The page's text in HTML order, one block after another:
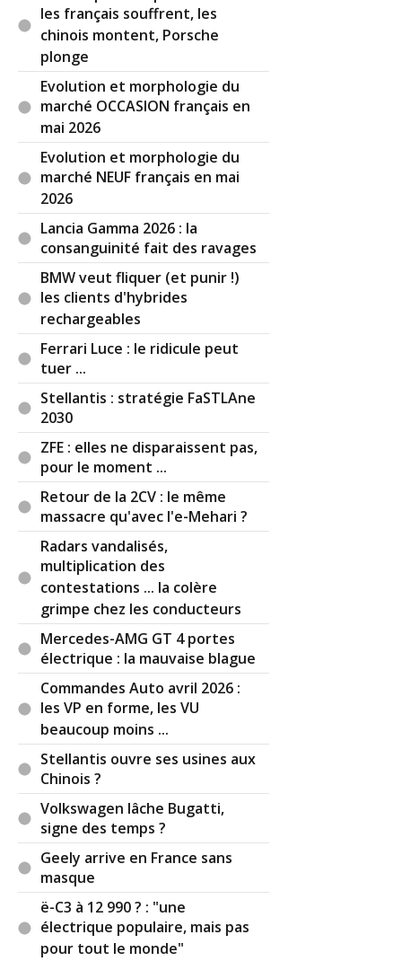
(positionnement de Dacia) on peut se permettre
de réhausser le plancher sans être pénalisé par
la concurrence. Surtout si on fait en sorte de
réaliser des produits low-cost qui s'apparentent
désormais à du généraliste.
(Votre post sera visible sous le commentaire)
les français souffrent, les
chinois montent, Porsche
plonge
Evolution et morphologie du
marché OCCASION français en
mai 2026
Evolution et morphologie du
marché NEUF français en mai
2026
Lancia Gamma 2026 : la
consanguinité fait des ravages
BMW veut fliquer (et punir !)
les clients d'hybrides
rechargeables
Ferrari Luce : le ridicule peut
tuer ...
Stellantis : stratégie FaSTLAne
2030
ZFE : elles ne disparaissent pas,
pour le moment ...
Retour de la 2CV : le même
massacre qu'avec l'e-Mehari ?
Radars vandalisés,
multiplication des
contestations ... la colère
grimpe chez les conducteurs
Mercedes-AMG GT 4 portes
électrique : la mauvaise blague
Commandes Auto avril 2026 :
les VP en forme, les VU
beaucoup moins ...
Stellantis ouvre ses usines aux
Chinois ?
Volkswagen lâche Bugatti,
signe des temps ?
Geely arrive en France sans
masque
ë-C3 à 12 990 ? : "une
électrique populaire, mais pas
pour tout le monde"